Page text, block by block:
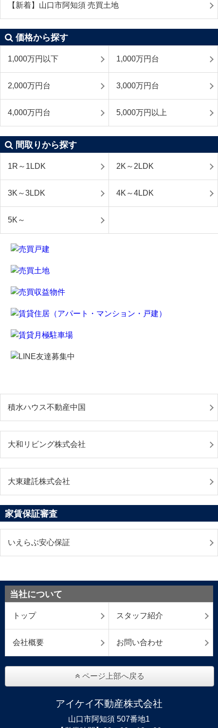
【新着】山口市阿知須 売買土地
価格から探す
1,000万円以下 1,000万円台
2,000万円台 3,000万円台
4,000万円台 5,000万円以上
間取りから探す
1R～1LDK 2K～2LDK
3K～3LDK 4K～4LDK
5K～
積水ハウス不動産中国
大和リビング株式会社
大東建託株式会社
家賃保証審査
いえらぶ安心保証
当社について
トップ スタッフ紹介
会社概要 お問い合わせ
ページ上部へ戻る
アイケイ不動産株式会社
山口市阿知須 507番地1